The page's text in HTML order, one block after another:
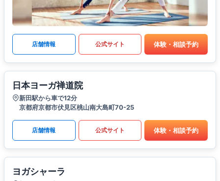
店舗情報 公式サイト 体験・相談予約
日本ヨーガ禅道院
新田駅から車で12分
京都府京都市伏見区桃山南大島町70-25
店舗情報 公式サイト 体験・相談予約
ヨガシャーラ